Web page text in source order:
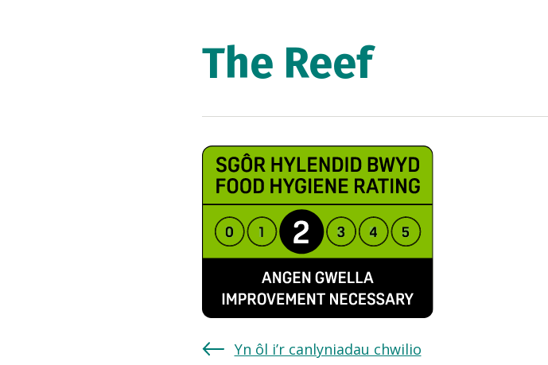
The Reef
Yn ôl i’r canlyniadau chwilio